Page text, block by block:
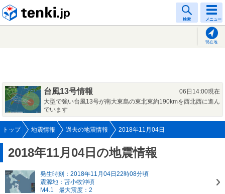
検索 メニュー
現在地
台風13号情報
06日14:00現在
大型で強い台風13号が南大東島の東北東約190kmを西北西に進ん
でいます
トップ 地震情報 過去の地震情報 2018年11月04日
2018年11月04日の地震情報
発生時刻：2018年11月04日22時08分頃
震源地：苫小牧沖頃
M4.1
最大震度：2